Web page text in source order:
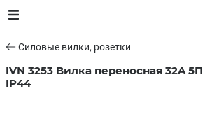
Силовые вилки, розетки
IVN 3253 Вилка переносная 32A 5П
IP44